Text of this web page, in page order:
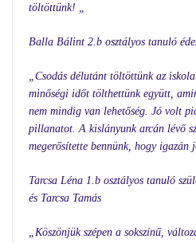
töltöttünk! „
Balla Bálint 2.b osztályos tanuló
„Csodás délutánt töltöttünk az
minőségi időt tölthettünk együtt,
nem mindig van lehetőség. Jó volt
pillanatot. A kislányunk arcán lévő
megerősítette bennünk, hogy igazán
Tarcsa Léna 1.b osztályos tanuló
és Tarcsa Tamás
„Köszönjük szépen a sokszínű,